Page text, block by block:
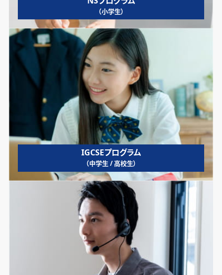
（小学生）
IGCSEプログラム
（中学生 / 高校生）